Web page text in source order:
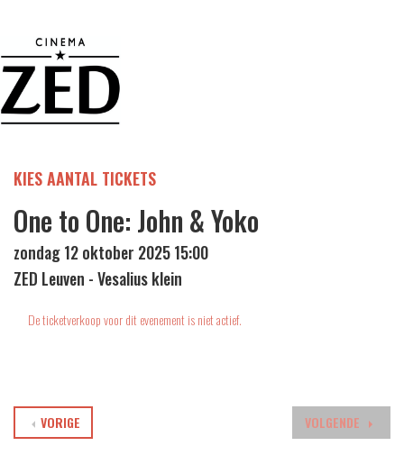
KIES AANTAL TICKETS
One to One: John & Yoko
zondag 12 oktober 2025 15:00
ZED Leuven - Vesalius klein
De ticketverkoop voor dit evenement is niet actief.
VOLGENDE
VORIGE